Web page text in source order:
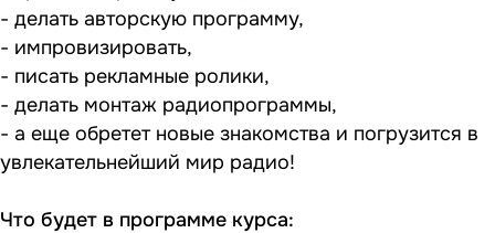
- делать авторскую программу,
- импровизировать,
- писать рекламные ролики,
- делать монтаж радиопрограммы,
- а еще обретет новые знакомства и погрузится в
увлекательнейший мир радио!
Что будет в программе курса: